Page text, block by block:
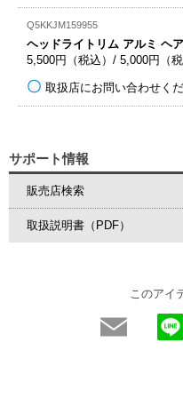
Q5KKJM159955
ヘッドライトリム アルミ ヘ
5,500円（税込）/ 5,000円（税
取扱店にお問い合わせく
サポート情報
販売店検索
取扱説明書（PDF）
このアイ